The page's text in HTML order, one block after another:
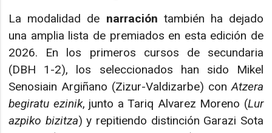
La modalidad de narración también ha dejado
una amplia lista de premiados en esta edición de
2026. En los primeros cursos de secundaria
(DBH 1-2), los seleccionados han sido Mikel
Senosiain Argiñano (Zizur-Valdizarbe) conAtzera
begiratu ezinik, junto a Tariq Alvarez Moreno (Lur
azpiko bizitza) y repitiendo distinción Garazi Sota